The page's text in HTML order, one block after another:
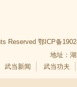
Reserved 鄂ICP备
地址：
武当新闻 武当功夫